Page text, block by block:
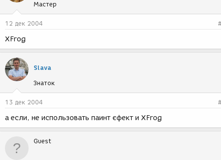
Мастер
12 дек 2004
XFrog
Slava
Знаток
13 дек 2004
а если, не использовать паинт єфект и XFrog
Guest